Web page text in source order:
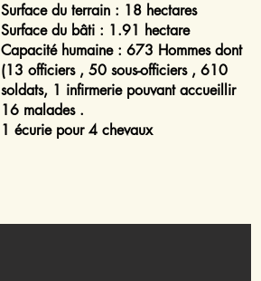
Surface du terrain : 18 hectares
Surface du bâti : 1.91 hectare
Capacité humaine: 673 Hommes dont
(13 officiers , 50 sous-officiers , 610
soldats, 1 infirmerie pouvant accueillir
16 malades .
1 écurie pour 4 chevaux